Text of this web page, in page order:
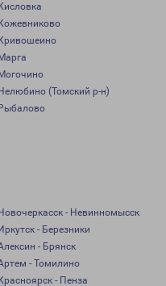
(Томский р-н)
- Невинномысск
- Березники
- Брянск
- Томилино
- Пенза